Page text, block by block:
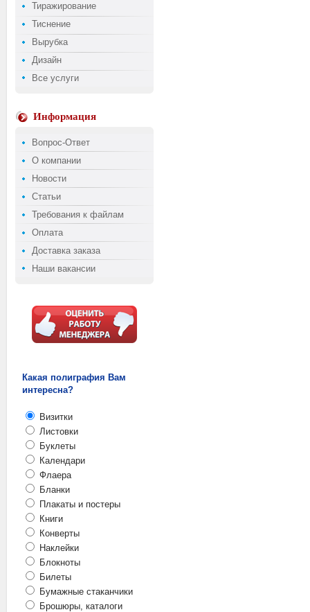
Тиражирование
Тиснение
Вырубка
Дизайн
Все услуги
Информация
Вопрос-Ответ
О компании
Новости
Статьи
Требования к файлам
Оплата
Доставка заказа
Наши вакансии
Какая полиграфия Вам
интересна?
Визитки
Листовки
Буклеты
Календари
Флаера
Бланки
Плакаты и постеры
Книги
Конверты
Наклейки
Блокноты
Билеты
Бумажные стаканчики
Брошюры, каталоги